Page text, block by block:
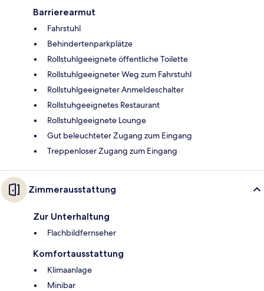
Barrierearmut
Fahrstuhl
Behindertenparkplätze
Rollstuhlgeeignete öffentliche Toilette
Rollstuhlgeeigneter Weg zum Fahrstuhl
Rollstuhlgeeigneter Anmeldeschalter
Rollstuhgeeignetes Restaurant
Rollstuhlgeeignete Lounge
Gut beleuchteter Zugang zum Eingang
Treppenloser Zugang zum Eingang
Zimmerausstattung
Zur Unterhaltung
Flachbildfernseher
Komfortausstattung
Klimaanlage
Minibar